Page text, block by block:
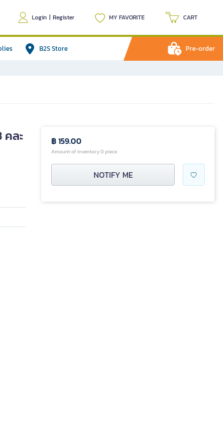
Login | Register MY FAVORITE CART
B2S Store Pre-order
คละ
฿ 159.00
Amount of inventory 0 piece
NOTIFY ME